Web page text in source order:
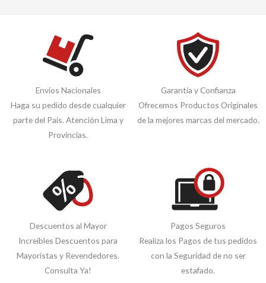
Envíos Nacionales
Haga su pedido desde cualquier
parte del País. Atención Lima y
Provincias.
Garantía y Confianza
Ofrecemos Productos Originales
de la mejores marcas del mercado.
Descuentos al Mayor
Increíbles Descuentos para
Mayoristas y Revendedores.
Consulta Ya!
Pagos Seguros
Realiza los Pagos de tus pedidos
con la Seguridad de no ser
estafado.